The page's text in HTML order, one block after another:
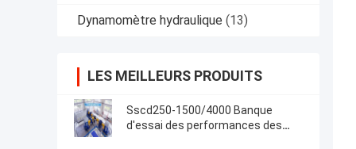
Dynamomètre hydraulique (13)
LES MEILLEURS PRODUITS
Sscd250-1500/4000 Banque
d'essai des performances des